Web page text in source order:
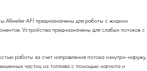
Allweiler AFI предназначены для работы с жидким
Устройства предназначены для слабых потоков с
работы за счет направления потока изнутри-наружу,
частиц из топлива с помощью магнита и